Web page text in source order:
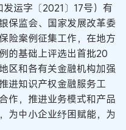
运字〔2021〕17号）有
保监会、国家发展改革委
险案例征集工作，在地方
的基础上评选出首批20
区和各有关金融机构加强
进知识产权金融服务工
作，推进业务模式和产品
为中小企业纾困赋能，为